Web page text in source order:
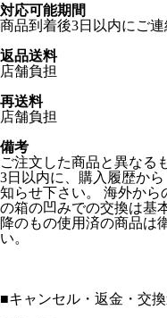
対応可能期間
商品到着後3日以内にご
返品送料
店舗負担
再送料
店舗負担
備考
ご注文した商品と異なる
3日以内に、購入履歴か
知らせ下さい。 海外から
の箱の凹みでの交換は基
降のもの使用済の商品は
い。
■キャンセル・返金・交